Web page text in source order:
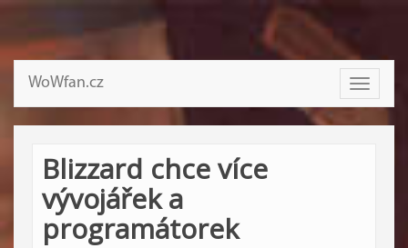
Toggle
WoWfan.cz
Blizzard chce více
vývojářek a
programátorek